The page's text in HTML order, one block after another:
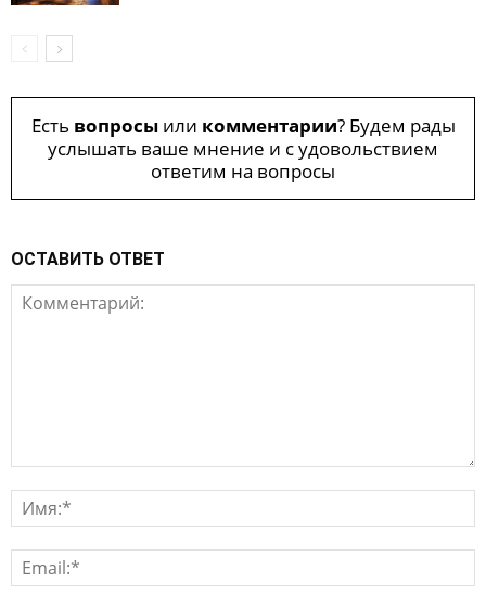
Есть вопросыили комментарии? Будем рады
услышать ваше мнение и с удовольствием
ответим на вопросы
ОСТАВИТЬ ОТВЕТ